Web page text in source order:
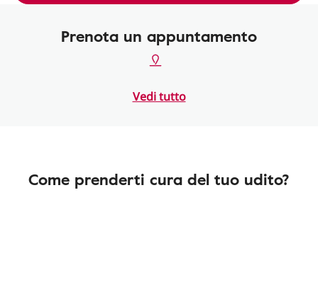
Prenota un appuntamento
Vedi tutto
Come prenderti cura del tuo udito?